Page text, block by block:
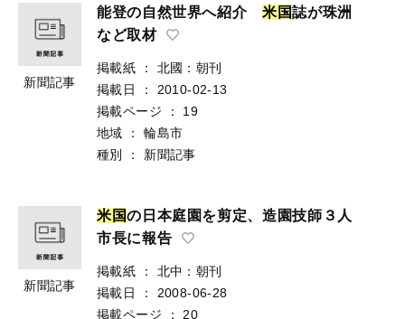
新聞記事
能登の自然世界へ紹介米 国誌が珠洲
など取材
掲載紙 ：
北國：朝刊
掲載日
：
2010-02-13
掲載ページ
：
19
地域
：
輪島市
種別
： 新聞記事
新聞記事
米 国の日本庭園を剪定、造園技師３人
市長に報告
掲載紙 ：
北中：朝刊
掲載日
：
2008-06-28
掲載ページ
：
20